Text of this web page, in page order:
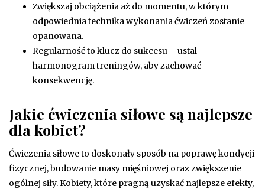
Zwiększaj obciążenia aż do momentu, w którym
odpowiednia technika wykonania ćwiczeń zostanie
opanowana.
Regularność to klucz do sukcesu – ustal
harmonogram treningów, aby zachować
konsekwencję.
Jakie ćwiczenia siłowe są najlepsze
dla kobiet?
Ćwiczenia siłowe to doskonały sposób na poprawę kondycji
fizycznej, budowanie masy mięśniowej oraz zwiększenie
ogólnej siły. Kobiety, które pragną uzyskać najlepsze efekty,